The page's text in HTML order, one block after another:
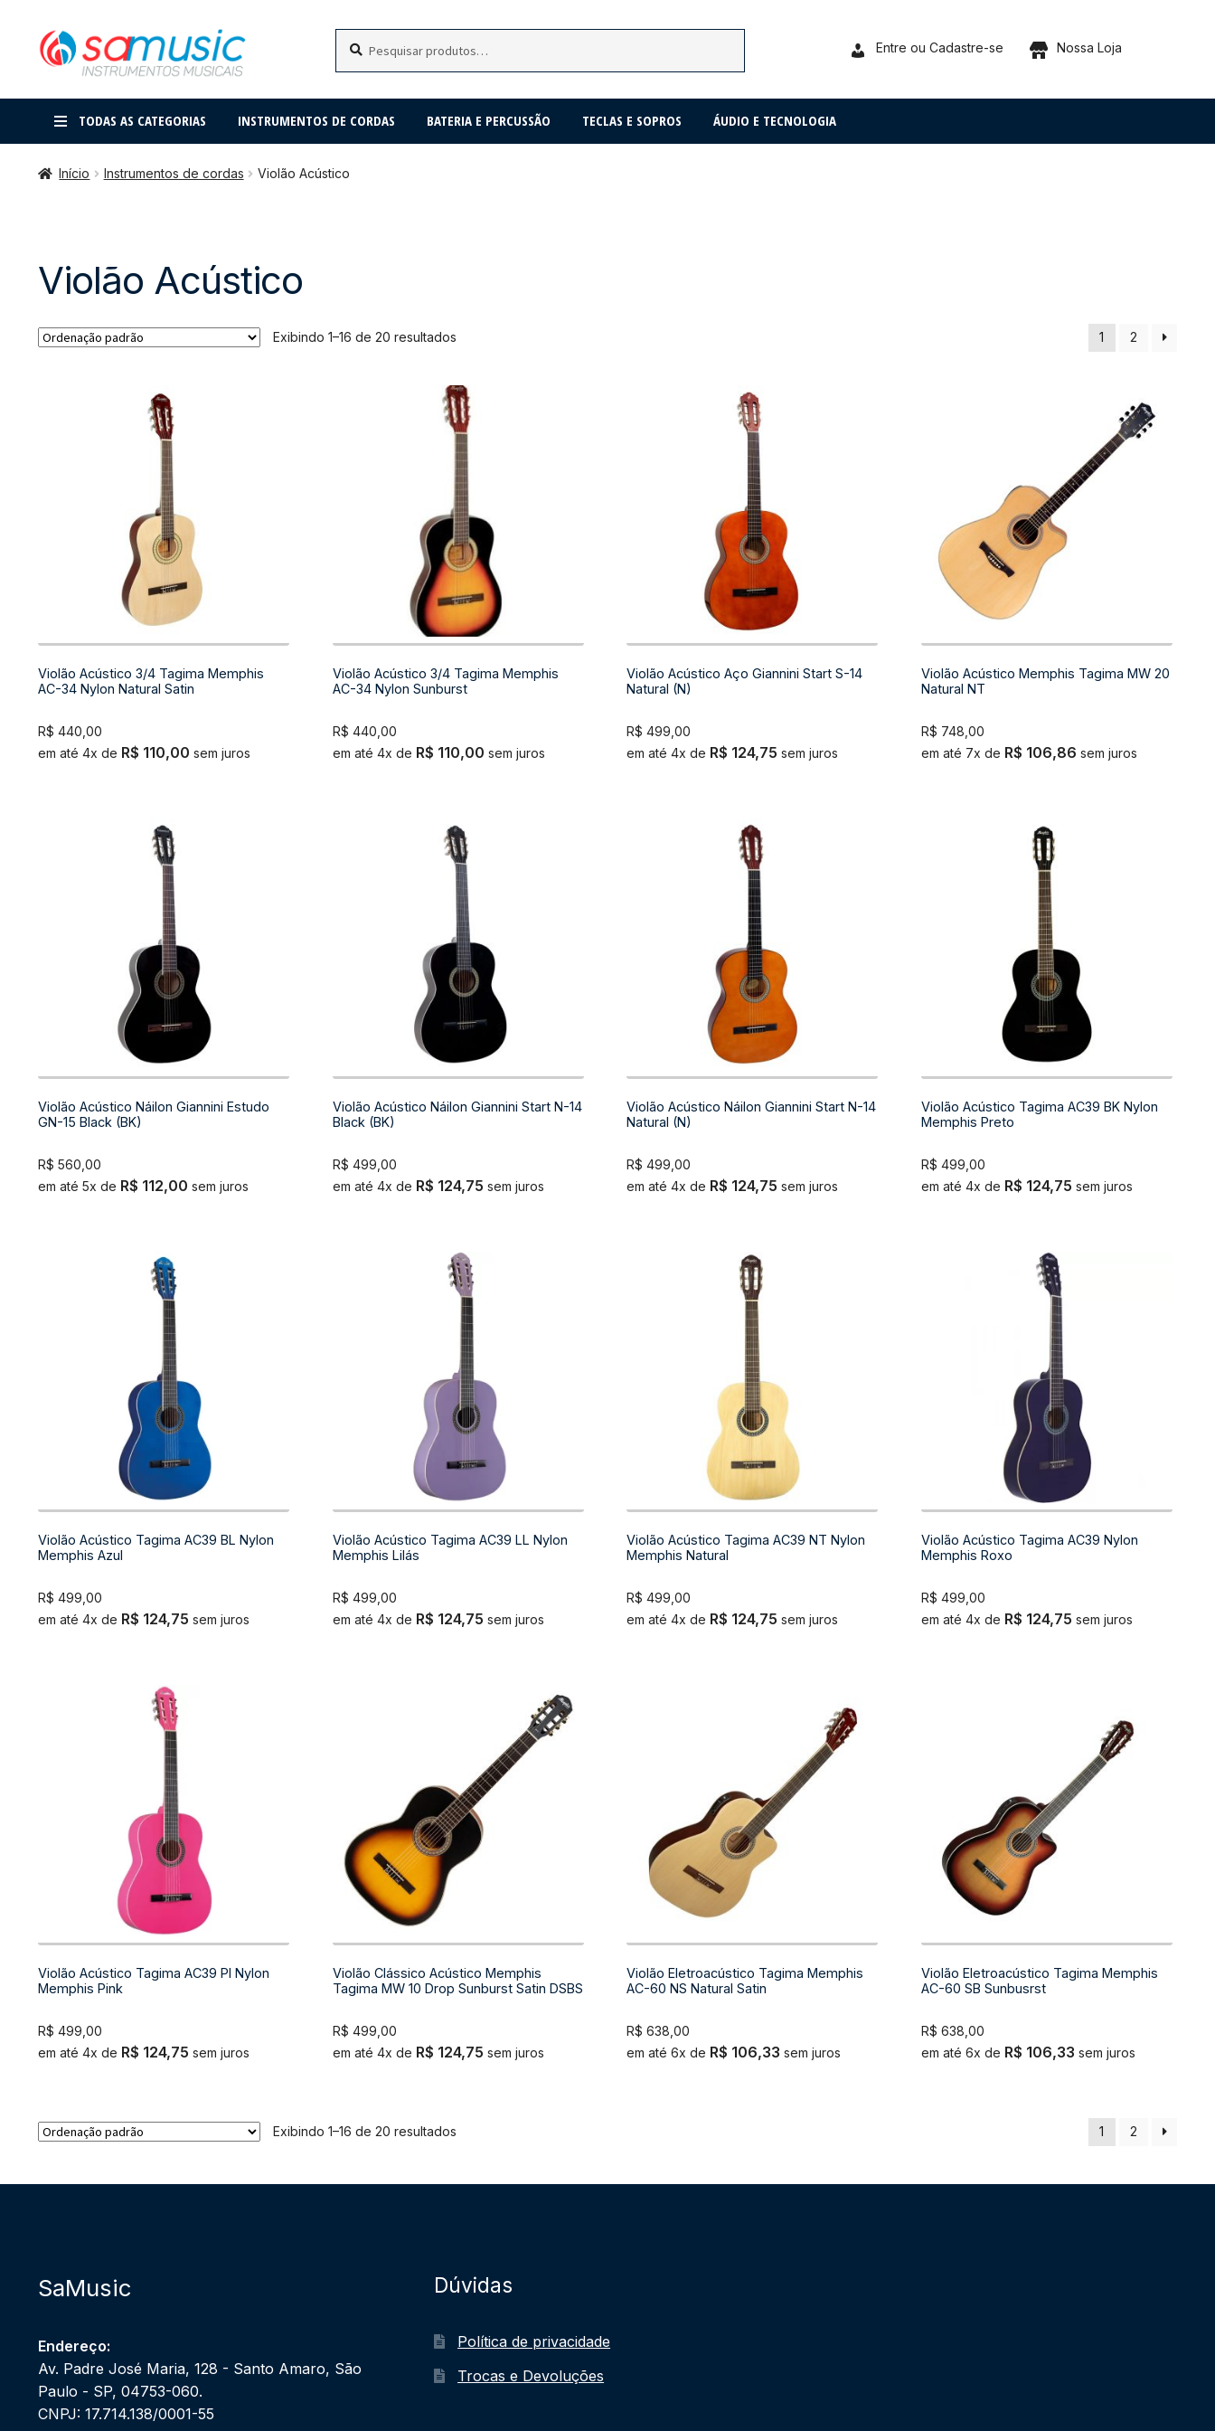
Pular
para
Pular
para
por:
Entre ou Cadastre-se Nossa Loja
TODAS AS CATEGORIAS INSTRUMENTOS DE CORDAS BATERIA E PERCUSSÃO TECLAS E SOPROS ÁUDIO E TECNOLOGIA
Início Instrumentos de cordas Violão Acústico
Violão Acústico
Exibindo 1–16 de 20 resultados 1 2
Violão Acústico 3/4 Tagima Memphis
AC-34 Nylon Natural Satin
R$ 440,00
em até 4x de R$ 110,00 sem juros
Violão Acústico 3/4 Tagima Memphis
AC-34 Nylon Sunburst
R$ 440,00
em até 4x de R$ 110,00 sem juros
Violão Acústico Aço Giannini Start S-14
Natural (N)
R$ 499,00
em até 4x de R$ 124,75 sem juros
Violão Acústico Memphis Tagima MW 20
Natural NT
R$ 748,00
em até 7x de R$ 106,86 sem juros
Violão Acústico Náilon Giannini Estudo
GN-15 Black (BK)
R$ 560,00
em até 5x de R$ 112,00 sem juros
Violão Acústico Náilon Giannini Start N-14
Black (BK)
R$ 499,00
em até 4x de R$ 124,75 sem juros
Violão Acústico Náilon Giannini Start N-14
Natural (N)
R$ 499,00
em até 4x de R$ 124,75 sem juros
Violão Acústico Tagima AC39 BK Nylon
Memphis Preto
R$ 499,00
em até 4x de R$ 124,75 sem juros
Violão Acústico Tagima AC39 BL Nylon
Memphis Azul
R$ 499,00
em até 4x de R$ 124,75 sem juros
Violão Acústico Tagima AC39 LL Nylon
Memphis Lilás
R$ 499,00
em até 4x de R$ 124,75 sem juros
Violão Acústico Tagima AC39 NT Nylon
Memphis Natural
R$ 499,00
em até 4x de R$ 124,75 sem juros
Violão Acústico Tagima AC39 Nylon
Memphis Roxo
R$ 499,00
em até 4x de R$ 124,75 sem juros
Violão Acústico Tagima AC39 PI Nylon
Memphis Pink
R$ 499,00
em até 4x de R$ 124,75 sem juros
Violão Clássico Acústico Memphis
Tagima MW 10 Drop Sunburst Satin DSBS
R$ 499,00
em até 4x de R$ 124,75 sem juros
Violão Eletroacústico Tagima Memphis
AC-60 NS Natural Satin
R$ 638,00
em até 6x de R$ 106,33 sem juros
Violão Eletroacústico Tagima Memphis
AC-60 SB Sunbusrst
R$ 638,00
em até 6x de R$ 106,33 sem juros
Exibindo 1–16 de 20 resultados 1 2
SaMusic
Endereço:
Av. Padre José Maria, 128 - Santo Amaro, São
Paulo - SP, 04753-060.
CNPJ: 17.714.138/0001-55
Dúvidas
Política de privacidade
Trocas e Devoluções